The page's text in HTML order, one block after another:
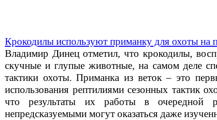
Крокодилы используют приманку для охоты на
Владимир Динец отметил, что крокодилы,
скучные и глупые животные, на самом деле
тактики охоты. Приманка из веток – это
использования рептилиями сезонных тактик
что результаты их работы в очередной
непредсказуемыми могут оказаться даже